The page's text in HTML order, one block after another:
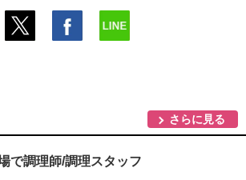
さらに見る
で調理師/調理スタッフ